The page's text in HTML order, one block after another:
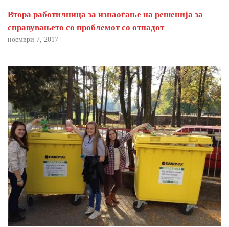
Втора работилница за изнаоѓање на решенија за
справувањето со проблемот со отпадот
ноември 7, 2017